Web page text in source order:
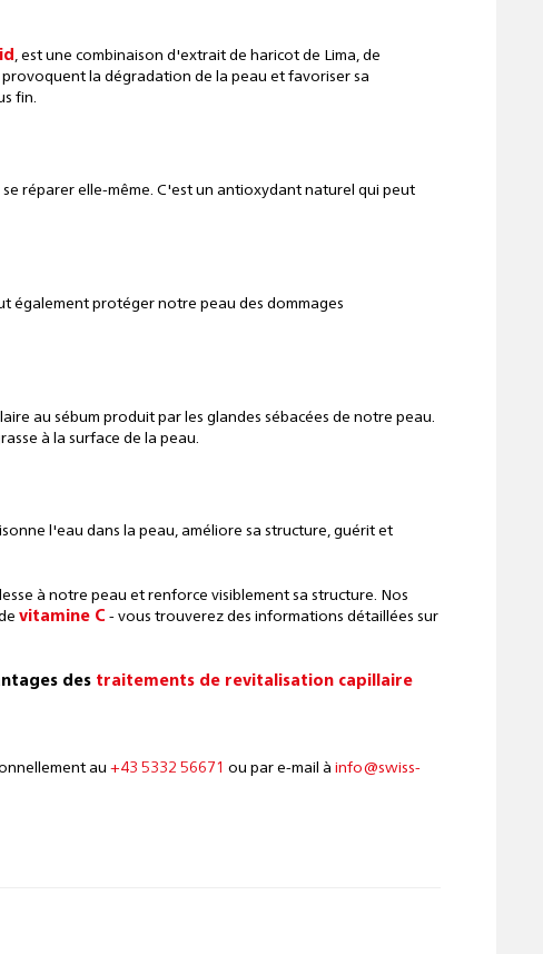
, est une combinaison d'extrait de haricot de Lima, de
la dégradation de la peau et favoriser sa
fin.
réparer elle-même. C'est un antioxydant naturel qui peut
également protéger notre peau des dommages
au sébum produit par les glandes sébacées de notre peau.
à la surface de la peau.
l'eau dans la peau, améliore sa structure, guérit et
à notre peau et renforce visiblement sa structure. Nos
vitamine C - vous trouverez des informations détaillées sur
des traitements de revitalisation capillaire
au +43 5332 56671 ou par e-mail à info@swiss-